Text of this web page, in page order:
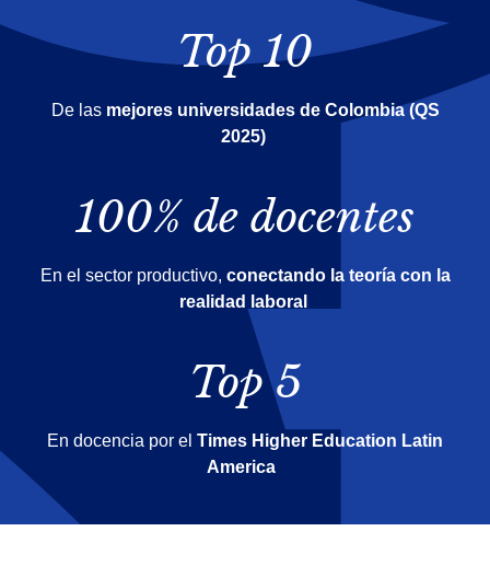
Top 10
De las mejores universidades de Colombia (QS
2025)
100% de docentes
En el sector productivo, conectando la teoría con la
realidad laboral
Top 5
En docencia por el Times Higher Education Latin
America